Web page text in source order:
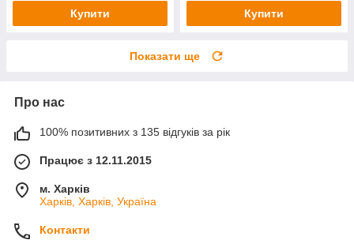
Купити Купити
Показати ще
Про нас
100% позитивних з 135 відгуків за рік
Працює з 12.11.2015
м. Харків
Харків, Харків, Україна
Контакти